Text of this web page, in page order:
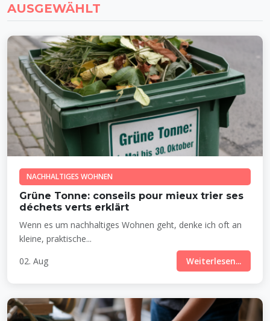
AUSGEWÄHLT
NACHHALTIGES WOHNEN
Grüne Tonne: conseils pour mieux trier ses
déchets verts erklärt
Wenn es um nachhaltiges Wohnen geht, denke ich oft an
kleine, praktische...
02. Aug
Weiterlesen...